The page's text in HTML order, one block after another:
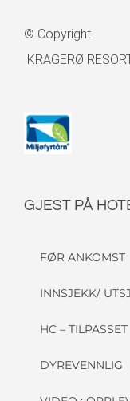
© Copyright
KRAGERØ
GJEST PÅ
FØR ANKOMST
INNSJEKK/
HC – TILPASSET
DYREVENNLIG